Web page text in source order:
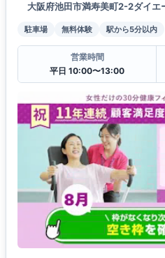
大阪府池田市満寿美町2-2ダイエ
駐車場 無料体験 駅から5分以内
営業時間
平日 10:00〜13:00